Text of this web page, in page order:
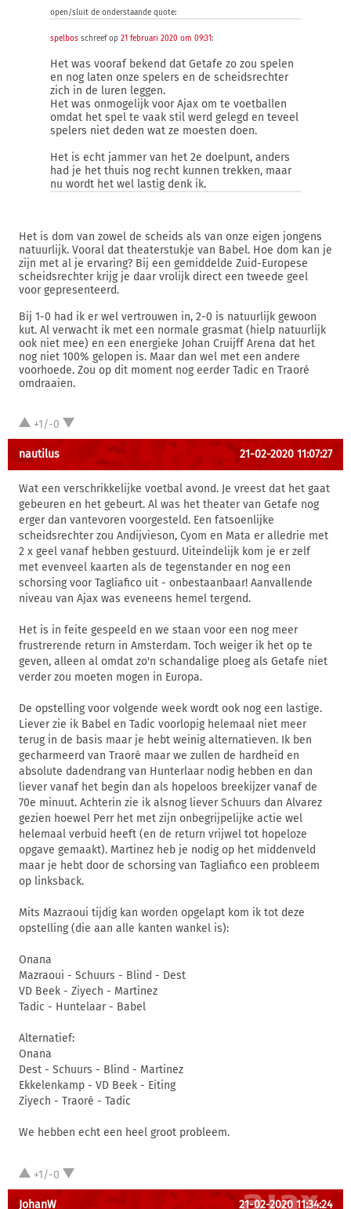
open/sluit de onderstaande quote:
spelbos schreef op 21 februari 2020 om 09:31:
Het was vooraf bekend dat Getafe zo zou spelen
en nog laten onze spelers en de scheidsrechter
zich in de luren leggen.
Het was onmogelijk voor Ajax om te voetballen
omdat het spel te vaak stil werd gelegd en teveel
spelers niet deden wat ze moesten doen.
Het is echt jammer van het 2e doelpunt, anders
had je het thuis nog recht kunnen trekken, maar
nu wordt het wel lastig denk ik.
Het is dom van zowel de scheids als van onze eigen jongens
natuurlijk. Vooral dat theaterstukje van Babel. Hoe dom kan je
zijn met al je ervaring? Bij een gemiddelde Zuid-Europese
scheidsrechter krijg je daar vrolijk direct een tweede geel
voor gepresenteerd.
Bij 1-0 had ik er wel vertrouwen in, 2-0 is natuurlijk gewoon
kut. Al verwacht ik met een normale grasmat (hielp natuurlijk
ook niet mee) en een energieke Johan Cruijff Arena dat het
nog niet 100% gelopen is. Maar dan wel met een andere
voorhoede. Zou op dit moment nog eerder Tadic en Traoré
omdraaien.
+1/-0
nautilus 21-02-2020 11:07:27
Wat een verschrikkelijke voetbal avond. Je vreest dat het gaat
gebeuren en het gebeurt. Al was het theater van Getafe nog
erger dan vantevoren voorgesteld. Een fatsoenlijke
scheidsrechter zou Andijvieson, Cyom en Mata er alledrie met
2 x geel vanaf hebben gestuurd. Uiteindelijk kom je er zelf
met evenveel kaarten als de tegenstander en nog een
schorsing voor Tagliafico uit - onbestaanbaar! Aanvallende
niveau van Ajax was eveneens hemel tergend.
Het is in feite gespeeld en we staan voor een nog meer
frustrerende return in Amsterdam. Toch weiger ik het op te
geven, alleen al omdat zo'n schandalige ploeg als Getafe niet
verder zou moeten mogen in Europa.
De opstelling voor volgende week wordt ook nog een lastige.
Liever zie ik Babel en Tadic voorlopig helemaal niet meer
terug in de basis maar je hebt weinig alternatieven. Ik ben
gecharmeerd van Traoré maar we zullen de hardheid en
absolute dadendrang van Hunterlaar nodig hebben en dan
liever vanaf het begin dan als hopeloos breekijzer vanaf de
70e minuut. Achterin zie ik alsnog liever Schuurs dan Alvarez
gezien hoewel Perr het met zijn onbegrijpelijke actie wel
helemaal verbuid heeft (en de return vrijwel tot hopeloze
opgave gemaakt). Martinez heb je nodig op het middenveld
maar je hebt door de schorsing van Tagliafico een probleem
op linksback.
Mits Mazraoui tijdig kan worden opgelapt kom ik tot deze
opstelling (die aan alle kanten wankel is):
Onana
Mazraoui - Schuurs - Blind - Dest
VD Beek - Ziyech - Martinez
Tadic - Huntelaar - Babel
Alternatief:
Onana
Dest - Schuurs - Blind - Martinez
Ekkelenkamp - VD Beek - Eiting
Ziyech - Traoré - Tadic
We hebben echt een heel groot probleem.
+1/-0
JohanW 21-02-2020 11:34:24